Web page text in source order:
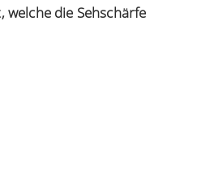
die Sehschärfe